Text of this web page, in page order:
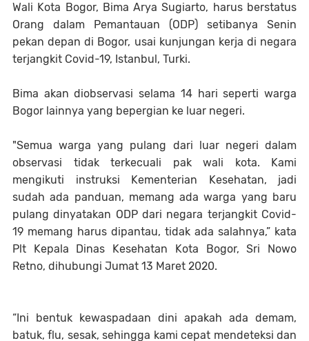
Wali Kota Bogor, Bima Arya Sugiarto, harus berstatus
Orang dalam Pemantauan (ODP) setibanya Senin
pekan depan di Bogor, usai kunjungan kerja di negara
terjangkit Covid-19, Istanbul, Turki.
Bima akan diobservasi selama 14 hari seperti warga
Bogor lainnya yang bepergian ke luar negeri.
"Semua warga yang pulang dari luar negeri dalam
observasi tidak terkecuali pak wali kota. Kami
mengikuti instruksi Kementerian Kesehatan, jadi
sudah ada panduan, memang ada warga yang baru
pulang dinyatakan ODP dari negara terjangkit Covid-
19 memang harus dipantau, tidak ada salahnya,” kata
Plt Kepala Dinas Kesehatan Kota Bogor, Sri Nowo
Retno, dihubungi Jumat 13 Maret 2020.
“Ini bentuk kewaspadaan dini apakah ada demam,
batuk, flu, sesak, sehingga kami cepat mendeteksi dan